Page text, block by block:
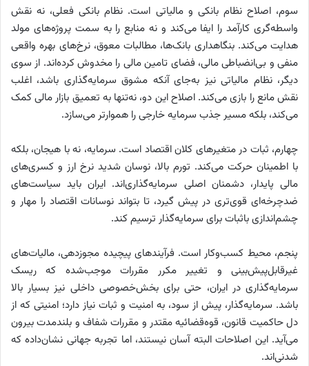
سوم، اصلاح نظام بانکی و مالیاتی است. نظام بانکی فعلی، نه نقش
واسطه‌‌‌‌‌گری کارآمد را ایفا می‌کند و نه منابع را به سمت پروژه‌های مولد
هدایت می‌کند. بنگاهداری بانک‌ها، مطالبات معوق، نرخ‌های بهره واقعی
منفی و بی‌‌‌‌‌انضباطی مالی، فضای تامین مالی را مخدوش کرده‌اند. از سوی
دیگر، نظام مالیاتی نیز به‌‌‌‌‌جای آنکه مشوق سرمایه‌گذاری باشد، اغلب
نقش مانع را بازی می‌کند. اصلاح این دو، نه‌‌‌‌‌تنها به تعمیق بازار مالی کمک
می‌کند، بلکه مسیر جذب سرمایه خارجی را هموارتر می‌سازد.
چهارم، ثبات در متغیرهای کلان اقتصاد است. سرمایه، نه با هیجان، بلکه
با اطمینان حرکت می‌کند. تورم بالا، نوسان شدید نرخ ارز و کسری‌‌‌‌‌های
مالی پایدار، دشمنان اصلی سرمایه‌گذاری‌‌‌‌‌اند. ایران باید سیاست‌های
ضدچرخه‌‌‌‌‌ای قوی‌‌‌‌‌تری در پیش گیرد، تا بتواند نوسانات اقتصاد را مهار و
چشم‌‌‌‌‌اندازی باثبات برای سرمایه‌گذار ترسیم کند.
پنجم، محیط کسب‌وکار است. فرآیندهای پیچیده مجوزدهی، مالیات‌‌‌‌‌های
غیرقابل‌پیش‌بینی و تغییر مکرر مقررات موجب‌شده که ریسک
سرمایه‌گذاری در ایران، حتی برای بخش‌خصوصی داخلی نیز بسیار بالا
باشد. سرمایه‌گذار، پیش از سود، به امنیت و ثبات نیاز دارد؛ امنیتی که از
دل حاکمیت قانون، قوه‌قضائیه مقتدر و مقررات شفاف و بلندمدت بیرون
می‌آید. این اصلاحات البته آسان نیستند، اما تجربه جهانی نشان‌داده که
شدنی‌‌‌‌‌اند.